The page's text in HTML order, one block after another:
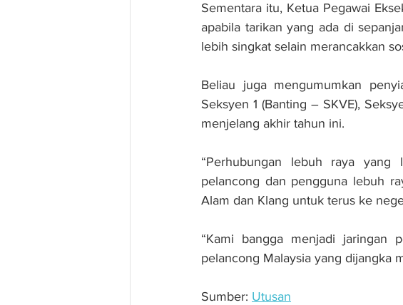
Sementara itu, Ketua Pegawai
apabila tarikan yang ada di
lebih singkat selain merancakkan
Beliau juga mengumumkan
Seksyen 1 (Banting – SKVE),
menjelang akhir tahun ini.
“Perhubungan lebuh raya yang
pelancong dan pengguna lebuh
Alam dan Klang untuk terus ke
“Kami bangga menjadi jaringan
pelancong Malaysia yang dijangka
Sumber: Utusan